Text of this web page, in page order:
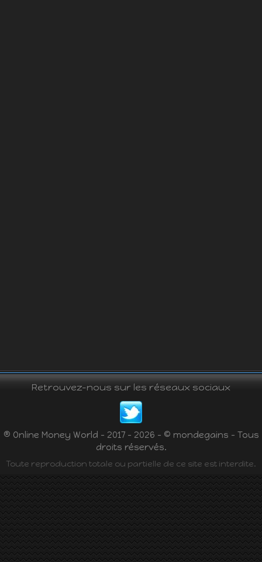
Retrouvez-nous sur les réseaux sociaux
® Online Money World - 2017 - 2026 - © mondegains - Tous
droits réservés.
Toute reproduction totale ou partielle de ce site est interdite.